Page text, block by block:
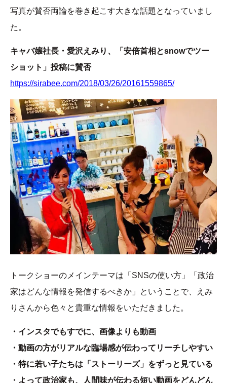
写真が賛否両論を巻き起こす大きな話題となっていまし
た。
キャバ嬢社長・愛沢えみり、「安倍首相とsnowでツー
ショット」投稿に賛否
https://sirabee.com/2018/03/26/20161559865/
トークショーのメインテーマは「SNSの使い方」「政治
家はどんな情報を発信するべきか」ということで、えみ
りさんから色々と貴重な情報をいただきました。
・インスタでもすでに、画像よりも動画
・動画の方がリアルな臨場感が伝わってリーチしやすい
・特に若い子たちは「ストーリーズ」をずっと見ている
・よって政治家も、人間味が伝わる短い動画をどんどん